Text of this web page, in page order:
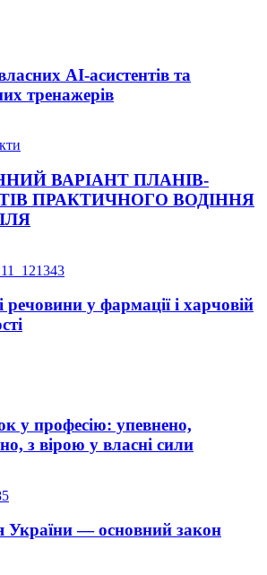
AI-асистентів та
тренажерів
ВАРІАНТ ПЛАНІВ-
ПРАКТИЧНОГО ВОДІННЯ
речовини у фармації і харчовій
у професію: упевнено,
з вірою у власні сили
України — основний закон